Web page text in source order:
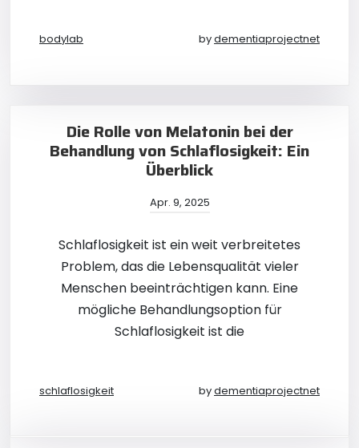
bodylab bydementiaprojectnet
Die Rolle von Melatonin bei der
Behandlung von Schlaflosigkeit: Ein
Überblick
Apr. 9, 2025
Schlaflosigkeit ist ein weit verbreitetes
Problem, das die Lebensqualität vieler
Menschen beeinträchtigen kann. Eine
mögliche Behandlungsoption für
Schlaflosigkeit ist die
schlaflosigkeit bydementiaprojectnet